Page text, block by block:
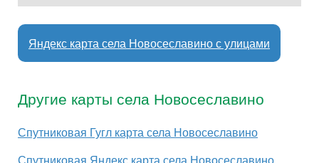
Яндекс карта села Новосеславино с улицами
Другие карты села Новосеславино
Спутниковая Гугл карта села Новосеславино